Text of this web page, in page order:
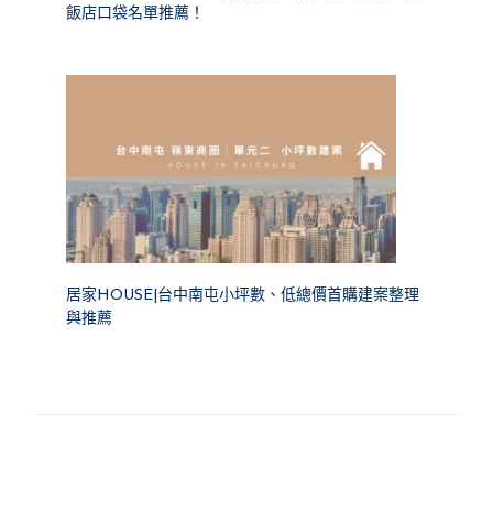
飯店口袋名單推薦！
居家HOUSE|台中南屯小坪數、低總價首購建案整理
與推薦